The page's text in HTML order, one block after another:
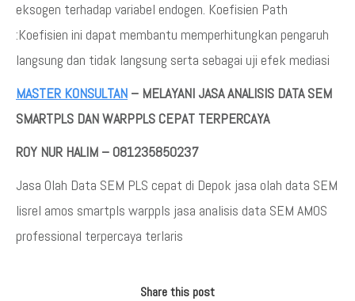
eksogen terhadap variabel endogen. Koefisien Path
:Koefisien ini dapat membantu memperhitungkan pengaruh
langsung dan tidak langsung serta sebagai uji efek mediasi
MASTER KONSULTAN – MELAYANI JASA ANALISIS DATA SEM
SMARTPLS DAN WARPPLS CEPAT TERPERCAYA
ROY NUR HALIM – 081235850237
Jasa Olah Data SEM PLS cepat di Depok jasa olah data SEM
lisrel amos smartpls warppls jasa analisis data SEM AMOS
professional terpercaya terlaris
Share this post